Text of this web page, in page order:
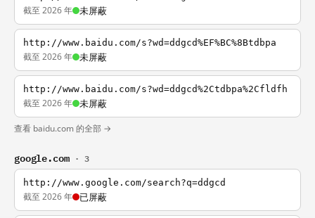
截至 2026 年 未屏蔽
http://www.baidu.com/s?wd=ddgcd%EF%BC%8Btdbpa
截至 2026 年 未屏蔽
http://www.baidu.com/s?wd=ddgcd%2Ctdbpa%2Cfldfh
截至 2026 年 未屏蔽
查看 baidu.com 的全部 →
google.com · 3
http://www.google.com/search?q=ddgcd
截至 2026 年 已屏蔽